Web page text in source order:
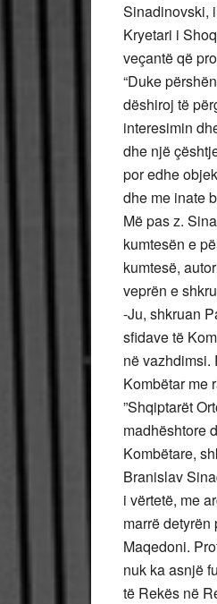
Sinadinovski,
Kryetari i
veçantë që
“Duke
dëshiroj të
interesimin
dhe një
por edhe
dhe me inate
Më pas z.
kumtesën e
kumtesë,
veprën e
-Ju, shkruan
sfidave të
në vazhdimsi.
Kombëtar me
”Shqiptarët
madhështore
Kombëtare,
Branislav
i vërtetë, me
marrë
Maqedoni.
nuk ka asnjë
të Rekës në